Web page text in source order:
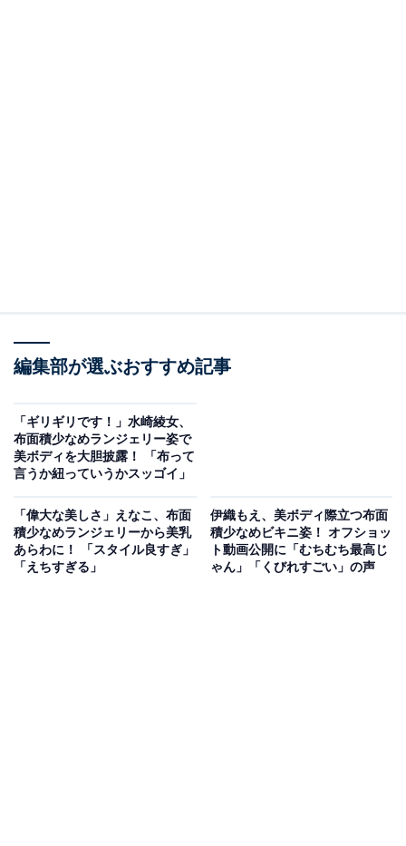
編集部が選ぶおすすめ記事
「ギリギリです！」水崎綾女、
布面積少なめランジェリー姿で
美ボディを大胆披露！ 「布って
言うか紐っていうかスッゴイ」
「偉大な美しさ」えなこ、布面
積少なめランジェリーから美乳
あらわに！ 「スタイル良すぎ」
「えちすぎる」
伊織もえ、美ボディ際立つ布面
積少なめビキニ姿！ オフショッ
ト動画公開に「むちむち最高じ
ゃん」「くびれすごい」の声